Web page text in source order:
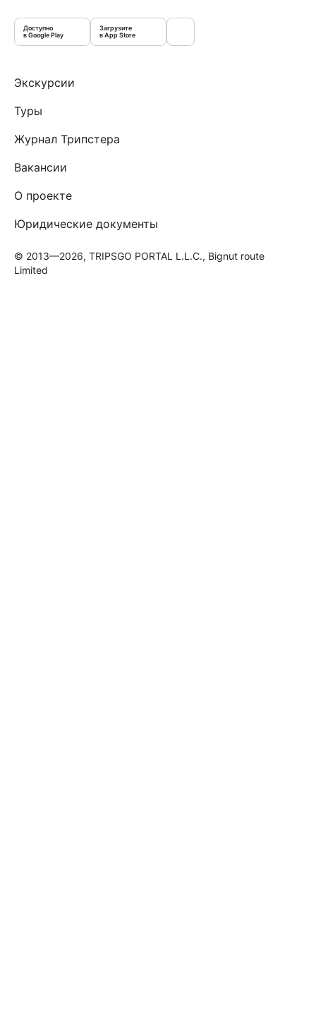
Доступно
в Google Play
Загрузите
в App Store
Экскурсии
Туры
Журнал Трипстера
Вакансии
О проекте
Юридические документы
© 2013—2026, TRIPSGO PORTAL L.L.C., Bignut route
Limited